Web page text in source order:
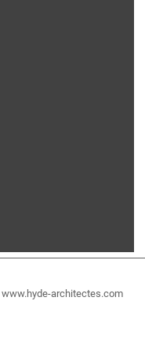
www.hyde-architectes.com